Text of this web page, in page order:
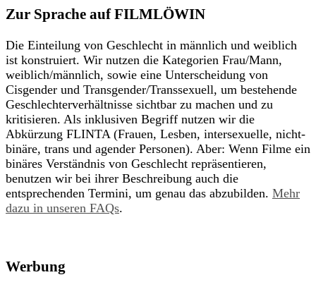
Zur Sprache auf FILMLÖWIN
Die Einteilung von Geschlecht in männlich und weiblich
ist konstruiert. Wir nutzen die Kategorien Frau/Mann,
weiblich/männlich, sowie eine Unterscheidung von
Cisgender und Transgender/Transsexuell, um bestehende
Geschlechterverhältnisse sichtbar zu machen und zu
kritisieren. Als inklusiven Begriff nutzen wir die
Abkürzung FLINTA (Frauen, Lesben, intersexuelle, nicht-
binäre, trans und agender Personen). Aber: Wenn Filme ein
binäres Verständnis von Geschlecht repräsentieren,
benutzen wir bei ihrer Beschreibung auch die
entsprechenden Termini, um genau das abzubilden. Mehr
dazu in unseren FAQs.
Werbung